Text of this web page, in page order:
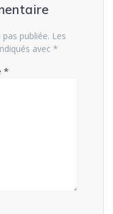
publiée. Les
avec *
*